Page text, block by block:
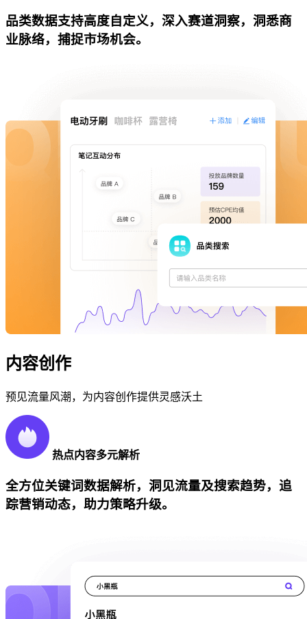
品类数据支持高度自定义，深入赛道洞察，洞悉商
业脉络，捕捉市场机会。
内容创作
预见流量风潮，为内容创作提供灵感沃土
热点内容多元解析
全方位关键词数据解析，洞见流量及搜索趋势，追
踪营销动态，助力策略升级。